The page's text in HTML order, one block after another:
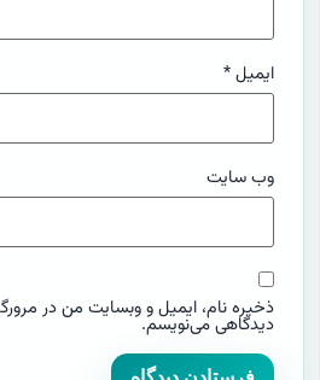
ایمیل*
وب‌ سایت
ذخیره نام، ایمیل و وبسایت من در
دیدگاهی می‌نویسم.